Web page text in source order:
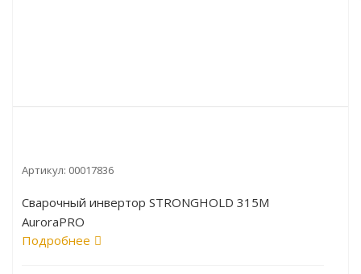
Артикул: 00017836
Cварочный инвертор STRONGHOLD 315M
AuroraPRO
Подробнее